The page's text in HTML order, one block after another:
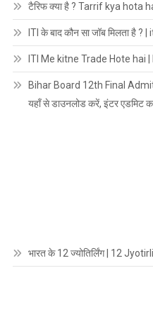
टैरिफ क्या है ? Tarrif kya hota
ITI के बाद कौन सा जॉब मिलता है
ITI Me kitne Trade Hote hai
Bihar Board 12th Final
यहाँ से डाउनलोड करें, इंटर एडमिट
भारत के 12 ज्योतिर्लिंग | 12